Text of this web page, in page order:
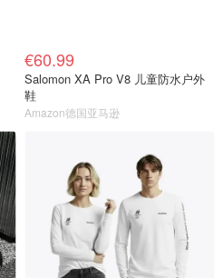
€60.99
Salomon XA Pro V8 儿童防水户外
鞋
Amazon德国亚马逊